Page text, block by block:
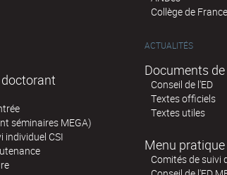
séminaires MEGA)
individuel CSI
Collège de France
ACTUALITÉS
Documents
Conseil de l'ED
Textes officiels
Textes utiles
Menu pratique
Comités de suivi